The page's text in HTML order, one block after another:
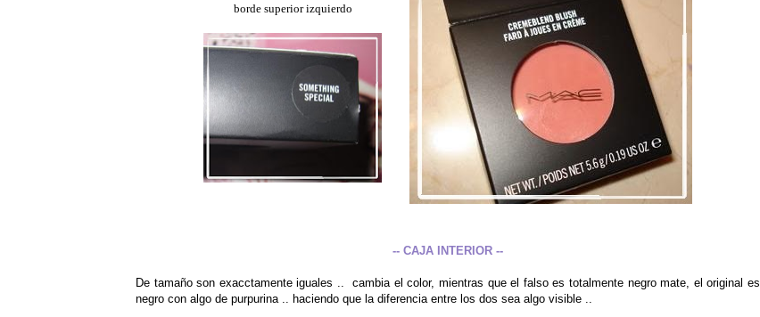
borde superior izquierdo
-- CAJA INTERIOR --
De tamaño son exacctamente iguales .. cambia el color, mientras que el falso es totalmente negro mate, el original es
negro con algo de purpurina .. haciendo que la diferencia entre los dos sea algo visible ..